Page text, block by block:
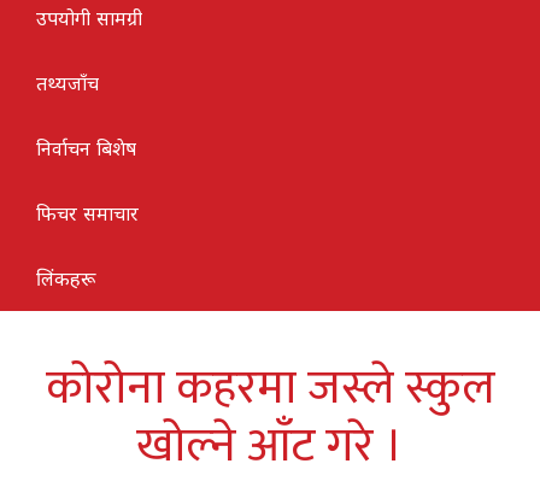
उपयोगी सामग्री
तथ्यजाँच
निर्वाचन बिशेष
फिचर समाचार
लिंकहरू
कोरोना कहरमा जस्ले स्कुल
खोल्ने आँट गरे ।